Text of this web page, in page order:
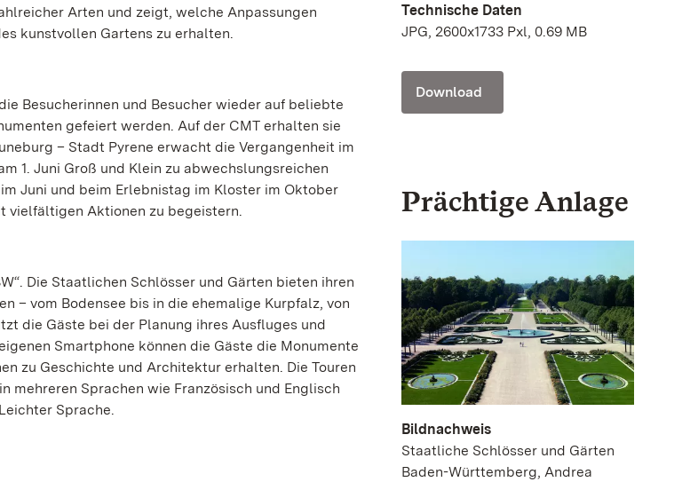
Arten und zeigt, welche Anpassungen
kunstvollen Gartens zu erhalten.
Besucherinnen und Besucher wieder auf beliebte
gefeiert werden. Auf der CMT erhalten sie
– Stadt Pyrene erwacht die Vergangenheit im
1. Juni Groß und Klein zu abwechslungsreichen
Juni und beim Erlebnistag im Kloster im Oktober
vielfältigen Aktionen zu begeistern.
Die Staatlichen Schlösser und Gärten bieten ihren
– vom Bodensee bis in die ehemalige Kurpfalz, von
die Gäste bei der Planung ihres Ausfluges und
Smartphone können die Gäste die Monumente
zu Geschichte und Architektur erhalten. Die Touren
Sprachen wie Französisch und Englisch
Sprache.
Technische Daten
JPG, 2600x1733 Pxl, 0.69 MB
Download
Prächtige Anlage
Bildnachweis
Staatliche Schlösser und Gärten
Baden-Württemberg, Andrea